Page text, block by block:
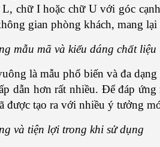
L, chữ I hoặc chữ U với góc
gian phòng khách, mang
mẫu mã và kiểu dáng chất liệu
là mẫu phổ biến và đa
dẫn hơn rất nhiều. Để đáp
được tạo ra với nhiều ý tưởng
và tiện lợi trong khi sử dụng